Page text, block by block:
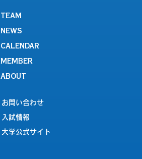
TEAM
NEWS
CALENDAR
MEMBER
ABOUT
お問い合わせ
入試情報
大学公式サイト